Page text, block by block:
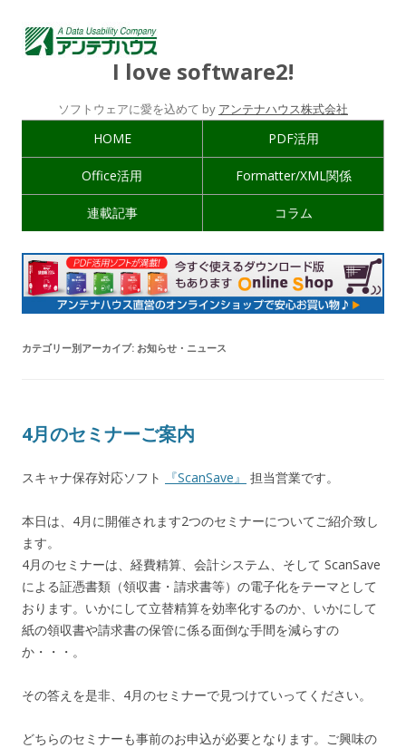
I love software2!
ソフトウェアに愛を込めて by アンテナハウス株式会社
HOME PDF活用
Office活用 Formatter/XML関係
連載記事 コラム
カテゴリー別アーカイブ: お知らせ・ニュース
4月のセミナーご案内
スキャナ保存対応ソフト 『ScanSave』 担当営業です。
本日は、4月に開催されます2つのセミナーについてご紹介致し
ます。
4月のセミナーは、経費精算、会計システム、そして ScanSave
による証憑書類（領収書・請求書等）の電子化をテーマとして
おります。いかにして立替精算を効率化するのか、いかにして
紙の領収書や請求書の保管に係る面倒な手間を減らすの
か・・・。
その答えを是非、4月のセミナーで見つけていってください。
どちらのセミナーも事前のお申込が必要となります。ご興味の